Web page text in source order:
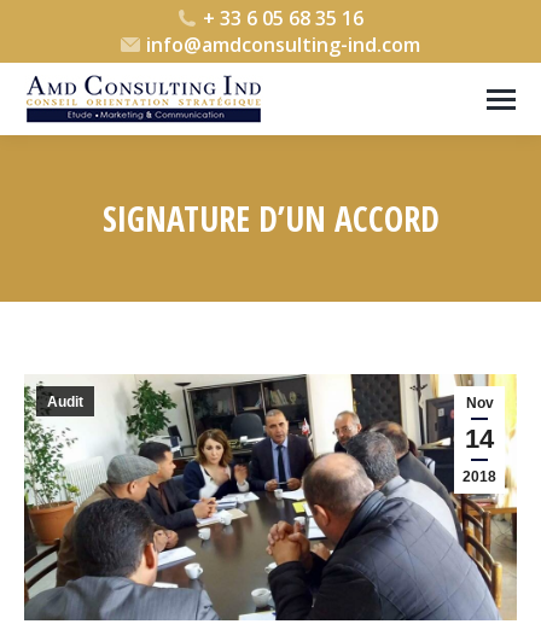
+ 33 6 05 68 35 16
info@amdconsulting-ind.com
SIGNATURE D’UN ACCORD
Nov
14
2018
Audit